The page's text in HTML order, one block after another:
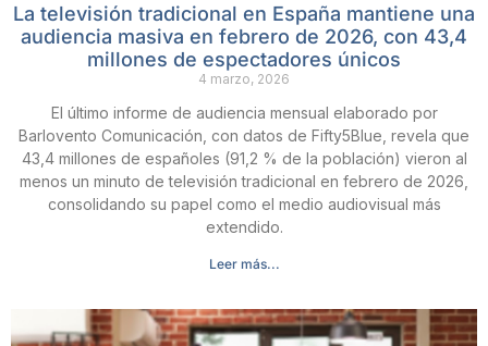
La televisión tradicional en España mantiene una
audiencia masiva en febrero de 2026, con 43,4
millones de espectadores únicos
4 marzo, 2026
El último informe de audiencia mensual elaborado por
Barlovento Comunicación, con datos de Fifty5Blue, revela que
43,4 millones de españoles (91,2 % de la población) vieron al
menos un minuto de televisión tradicional en febrero de 2026,
consolidando su papel como el medio audiovisual más
extendido.
Leer más...